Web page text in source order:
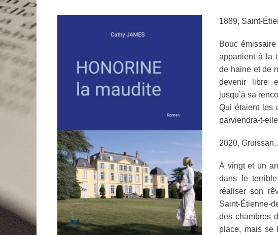
1889, Saint-
Bouc
appartient à la
de haine et de
devenir libre
jusqu’à sa
Qui étaient les
parviendra-t-
2020, Gruissan,
À vingt et un
dans le
réaliser son
Saint-Étienne-
des chambres
place, mais se